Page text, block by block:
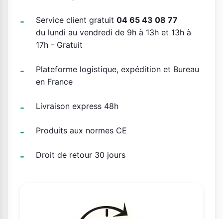
Service client gratuit 04 65 43 08 77
du lundi au vendredi de 9h à 13h et 13h à
17h - Gratuit
Plateforme logistique, expédition et Bureau
en France
Livraison express 48h
Produits aux normes CE
Droit de retour 30 jours